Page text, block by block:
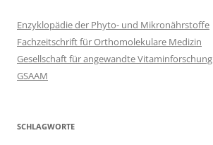
Enzyklopädie der Phyto- und Mikronährstoffe
Fachzeitschrift für Orthomolekulare Medizin
Gesellschaft für angewandte Vitaminforschung
GSAAM
SCHLAGWORTE